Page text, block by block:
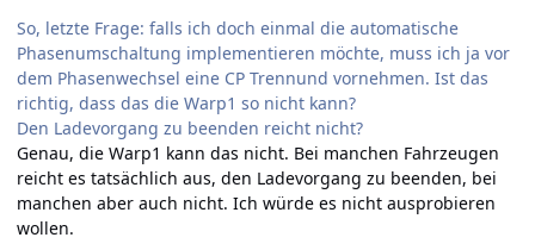
So, letzte Frage: falls ich doch einmal die automatische
Phasenumschaltung implementieren möchte, muss ich ja vor
dem Phasenwechsel eine CP Trennund vornehmen. Ist das
richtig, dass das die Warp1 so nicht kann?
Den Ladevorgang zu beenden reicht nicht?
Genau, die Warp1 kann das nicht. Bei manchen Fahrzeugen
reicht es tatsächlich aus, den Ladevorgang zu beenden, bei
manchen aber auch nicht. Ich würde es nicht ausprobieren
wollen.